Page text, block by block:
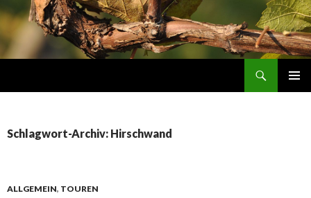
Schlagwort-Archiv: Hirschwand
ALLGEMEIN, TOUREN